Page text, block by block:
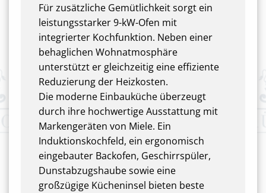
Für zusätzliche Gemütlichkeit sorgt ein
leistungsstarker 9-kW-Ofen mit
integrierter Kochfunktion. Neben einer
behaglichen Wohnatmosphäre
unterstützt er gleichzeitig eine effiziente
Reduzierung der Heizkosten.
Die moderne Einbauküche überzeugt
durch ihre hochwertige Ausstattung mit
Markengeräten von Miele. Ein
Induktionskochfeld, ein ergonomisch
eingebauter Backofen, Geschirrspüler,
Dunstabzugshaube sowie eine
großzügige Kücheninsel bieten beste